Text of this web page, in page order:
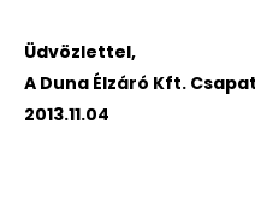
Üdvözlettel,
A Duna Élzáró Kft.
2013.11.04